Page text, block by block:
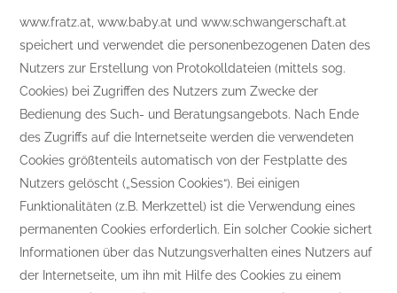
www.fratz.at, www.baby.at und www.schwangerschaft.at
speichert und verwendet die personenbezogenen Daten des
Nutzers zur Erstellung von Protokolldateien (mittels sog.
Cookies) bei Zugriffen des Nutzers zum Zwecke der
Bedienung des Such- und Beratungsangebots. Nach Ende
des Zugriffs auf die Internetseite werden die verwendeten
Cookies größtenteils automatisch von der Festplatte des
Nutzers gelöscht („Session Cookies“). Bei einigen
Funktionalitäten (z.B. Merkzettel) ist die Verwendung eines
permanenten Cookies erforderlich. Ein solcher Cookie sichert
Informationen über das Nutzungsverhalten eines Nutzers auf
der Internetseite, um ihn mit Hilfe des Cookies zu einem